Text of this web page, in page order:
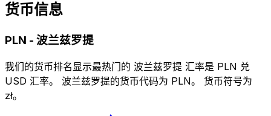
货币信息
PLN - 波兰兹罗提
我们的货币排名显示最热门的 波兰兹罗提 汇率是 PLN 兑
USD 汇率。 波兰兹罗提的货币代码为 PLN。 货币符号为
zł。